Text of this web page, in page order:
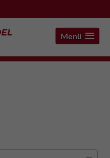
Menü